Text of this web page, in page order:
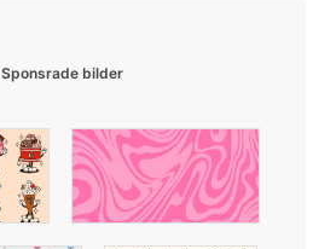
Sponsrade bilder